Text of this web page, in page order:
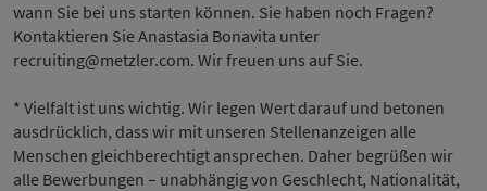
wann Sie bei uns starten können. Sie haben noch Fragen?
Kontaktieren Sie Anastasia Bonavita unter
recruiting@metzler.com. Wir freuen uns auf Sie.
* Vielfalt ist uns wichtig. Wir legen Wert darauf und betonen
ausdrücklich, dass wir mit unseren Stellenanzeigen alle
Menschen gleichberechtigt ansprechen. Daher begrüßen wir
alle Bewerbungen – unabhängig von Geschlecht, Nationalität,